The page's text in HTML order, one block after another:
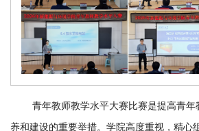
青年教师教学水平大赛比赛是提高青
养和建设的重要举措。学院高度重视，精心